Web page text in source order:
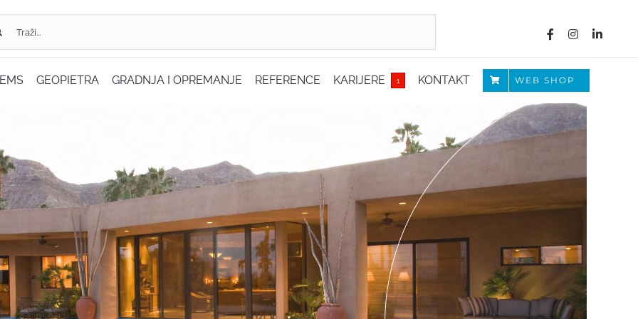
GEOPIETRA GRADNJA I OPREMANJE REFERENCE KARIJERE 1 KONTAKT WEB SHOP